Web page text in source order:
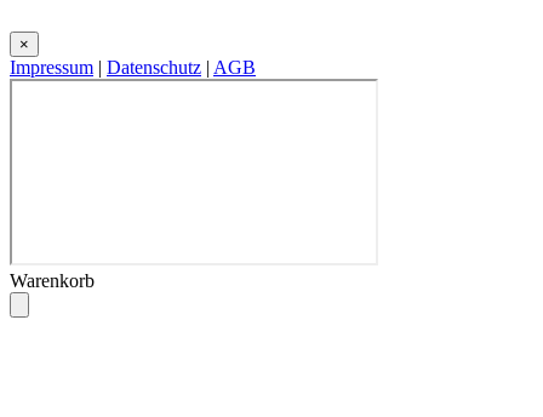
×
Impressum | Datenschutz | AGB
Warenkorb